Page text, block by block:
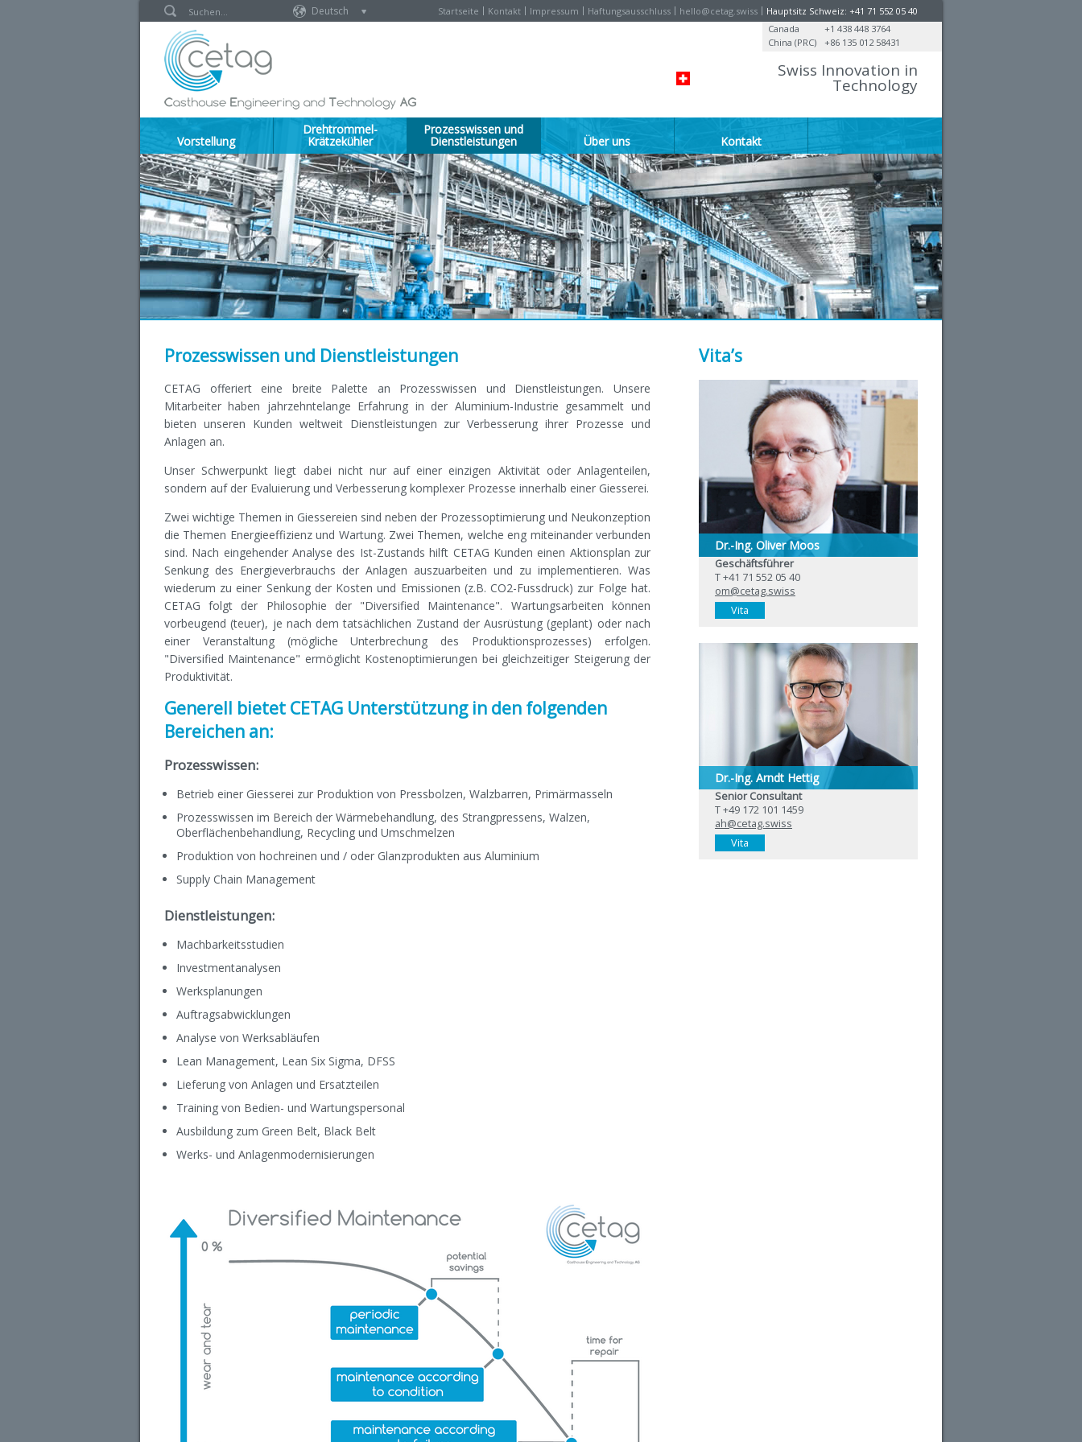
Deutsch Startseite Kontakt Impressum Haftungsausschluss hello@cetag.swiss
Hauptsitz Schweiz: +41 71 552 05 40
Canada
+1 438 448 3764
China (PRC)
+86 135 012 58431
Swiss Innovation in
Technology
Vorstellung
Drehtrommel-
Krätzekühler
Prozesswissen und
Dienstleistungen Über uns Kontakt
Prozesswissen und Dienstleistungen
CETAG offeriert eine breite Palette an Prozesswissen und Dienstleistungen. Unsere
Mitarbeiter haben jahrzehntelange Erfahrung in der Aluminium-Industrie gesammelt und
bieten unseren Kunden weltweit Dienstleistungen zur Verbesserung ihrer Prozesse und
Anlagen an.
Unser Schwerpunkt liegt dabei nicht nur auf einer einzigen Aktivität oder Anlagenteilen,
sondern auf der Evaluierung und Verbesserung komplexer Prozesse innerhalb einer Giesserei.
Zwei wichtige Themen in Giessereien sind neben der Prozessoptimierung und Neukonzeption
die Themen Energieeffizienz und Wartung. Zwei Themen, welche eng miteinander verbunden
sind. Nach eingehender Analyse des Ist-Zustands hilft CETAG Kunden einen Aktionsplan zur
Senkung des Energieverbrauchs der Anlagen auszuarbeiten und zu implementieren. Was
wiederum zu einer Senkung der Kosten und Emissionen (z.B. CO2-Fussdruck) zur Folge hat.
CETAG folgt der Philosophie der "Diversified Maintenance". Wartungsarbeiten können
vorbeugend (teuer), je nach dem tatsächlichen Zustand der Ausrüstung (geplant) oder nach
einer Veranstaltung (mögliche Unterbrechung des Produktionsprozesses) erfolgen.
"Diversified Maintenance" ermöglicht Kostenoptimierungen bei gleichzeitiger Steigerung der
Produktivität.
Generell bietet CETAG Unterstützung in den folgenden
Bereichen an:
Prozesswissen:
Betrieb einer Giesserei zur Produktion von Pressbolzen, Walzbarren, Primärmasseln
Prozesswissen im Bereich der Wärmebehandlung, des Strangpressens, Walzen,
Oberflächenbehandlung, Recycling und Umschmelzen
Produktion von hochreinen und / oder Glanzprodukten aus Aluminium
Supply Chain Management
Dienstleistungen:
Machbarkeitsstudien
Investmentanalysen
Werksplanungen
Auftragsabwicklungen
Analyse von Werksabläufen
Lean Management, Lean Six Sigma, DFSS
Lieferung von Anlagen und Ersatzteilen
Training von Bedien- und Wartungspersonal
Ausbildung zum Green Belt, Black Belt
Werks- und Anlagenmodernisierungen
Vita’s
Dr.-Ing. Oliver Moos
Geschäftsführer
T +41 71 552 05 40
om@cetag.swiss
Vita
Dr.-Ing. Arndt Hettig
Senior Consultant
T +49 172 101 1459
ah@cetag.swiss
Vita